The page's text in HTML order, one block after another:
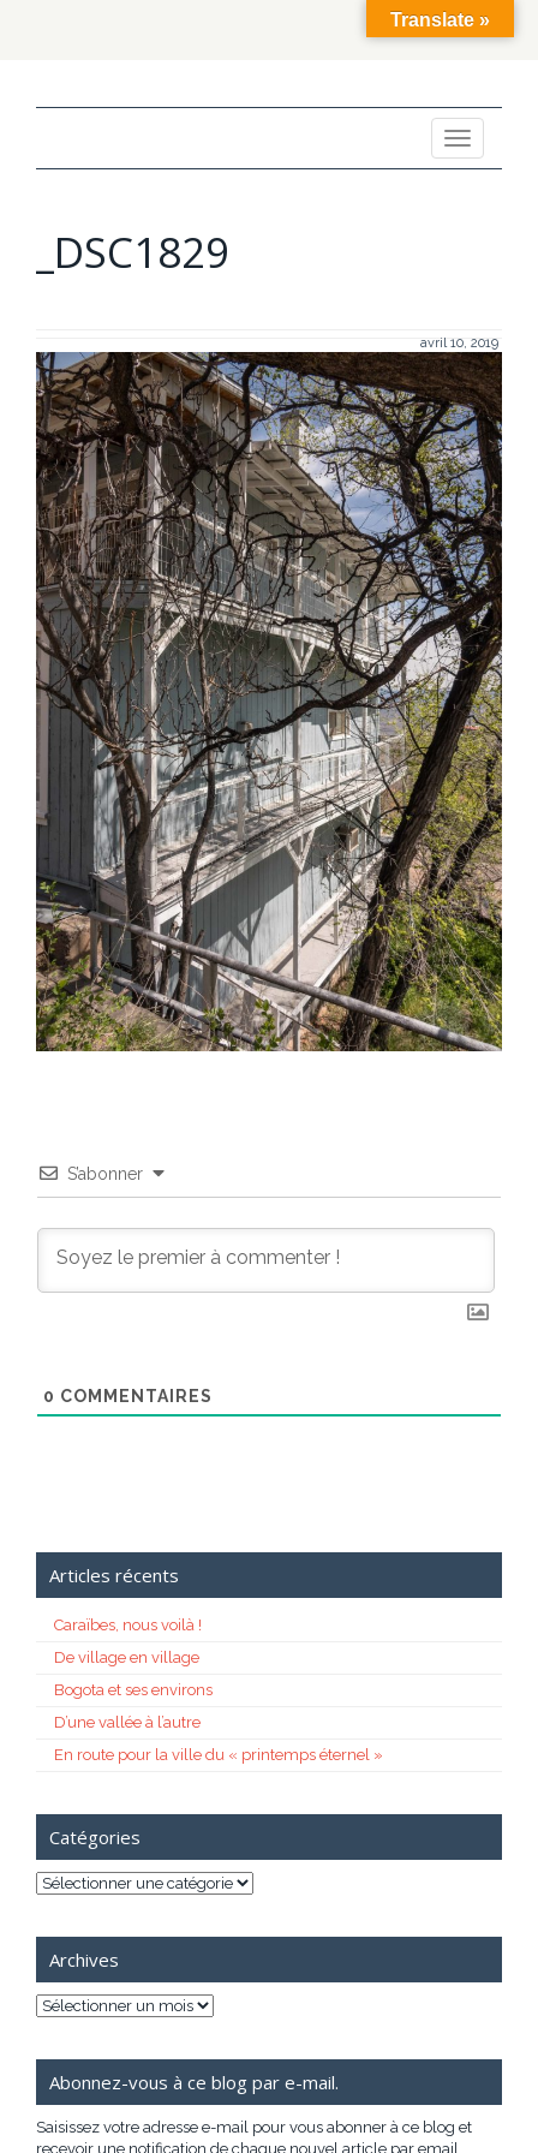
Toggle
navigation
_DSC1829
avril 10, 2019
S’abonner
0 COMMENTAIRES
Articles récents
Caraïbes, nous voilà !
De village en village
Bogota et ses environs
D’une vallée à l’autre
En route pour la ville du « printemps éternel »
Catégories
Catégories
Archives
Archives
Abonnez-vous à ce blog par e-mail.
Saisissez votre adresse e-mail pour vous abonner à ce blog et
recevoir une notification de chaque nouvel article par email.
Translate »